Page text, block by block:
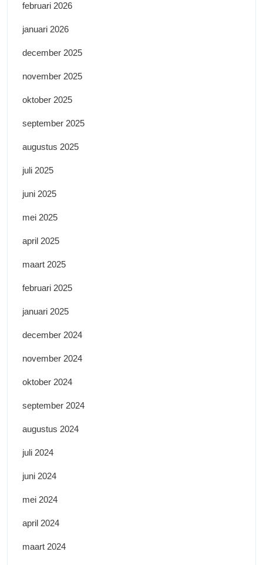
februari 2026
januari 2026
december 2025
november 2025
oktober 2025
september 2025
augustus 2025
juli 2025
juni 2025
mei 2025
april 2025
maart 2025
februari 2025
januari 2025
december 2024
november 2024
oktober 2024
september 2024
augustus 2024
juli 2024
juni 2024
mei 2024
april 2024
maart 2024